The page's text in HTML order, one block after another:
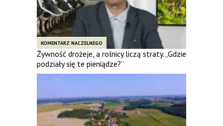
KOMENTARZ NACZELNEGO
Żywność drożeje, a rolnicy liczą straty. „Gdzie
podziały się te pieniądze?”